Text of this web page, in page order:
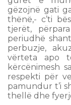
gëzojnë gati
thënë,- c’ti
tjerët,
periudhë
perbuzje,
vërteta apo
kërcënimesh
respekti për
pamundur t’i
thellë dhe